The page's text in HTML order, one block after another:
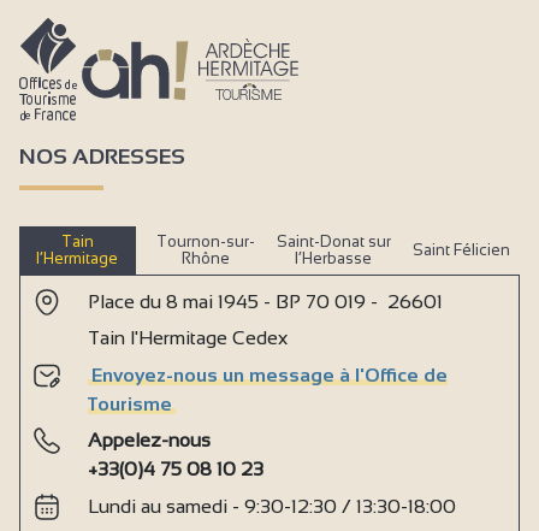
NOS ADRESSES
Tain
l’Hermitage
Tournon-sur-
Rhône
Saint-Donat sur
l’Herbasse
Saint Félicien
Place du 8 mai 1945 - BP 70 019 - 26601
Tain l'Hermitage Cedex
Envoyez-nous un message à l'Office de
Tourisme
Appelez-nous
+33(0)4 75 08 10 23
Lundi au samedi - 9:30-12:30 / 13:30-18:00